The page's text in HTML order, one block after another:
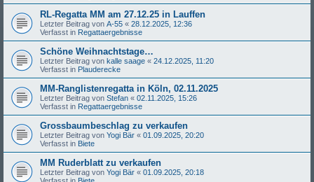
RL-Regatta MM am 27.12.25 in Lauffen
Letzter Beitrag von A-55 « 28.12.2025, 12:36
Verfasst in Regattaergebnisse
Schöne Weihnachtstage…
Letzter Beitrag von kalle saage « 24.12.2025, 11:20
Verfasst in Plauderecke
MM-Ranglistenregatta in Köln, 02.11.2025
Letzter Beitrag von Stefan « 02.11.2025, 15:26
Verfasst in Regattaergebnisse
Grossbaumbeschlag zu verkaufen
Letzter Beitrag von Yogi Bär « 01.09.2025, 20:20
Verfasst in Biete
MM Ruderblatt zu verkaufen
Letzter Beitrag von Yogi Bär « 01.09.2025, 20:18